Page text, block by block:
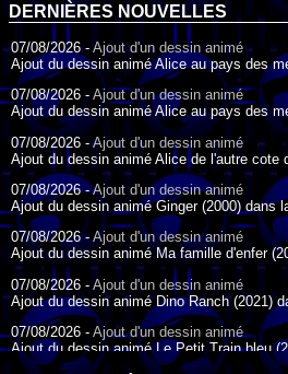
DERNIÈRES NOUVELLES
07/08/2026 -Ajout d'un dessin animé
Ajout du dessin animé Alice au pays des
07/08/2026 - Ajout d'un dessin animé
Ajout du dessin animé Alice au pays des
07/08/2026 -Ajout d'un dessin animé
Ajout du dessin animé Alice de l'autre cote
07/08/2026 -Ajout d'un dessin animé
Ajout du dessin animé Ginger (2000) dans
07/08/2026 -Ajout d'un dessin animé
Ajout du dessin animé Ma famille d'enfer
07/08/2026 - Ajout d'un dessin animé
Ajout du dessin animé Dino Ranch (2021)
07/08/2026 - Ajout d'un dessin animé
Ajout du dessin animé Le Petit Train bleu